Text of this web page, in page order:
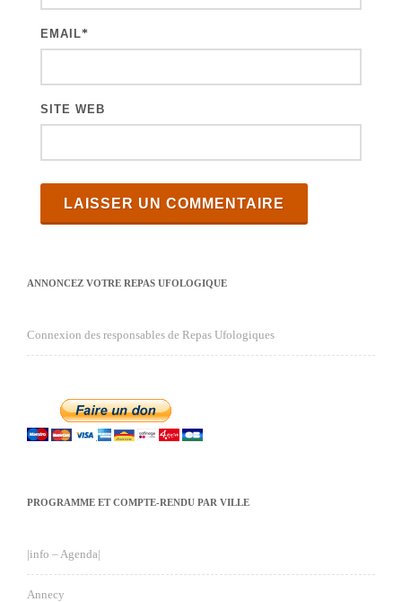
EMAIL*
SITE WEB
ANNONCEZ VOTRE REPAS UFOLOGIQUE
Connexion des responsables de Repas Ufologiques
PROGRAMME ET COMPTE-RENDU PAR VILLE
|info – Agenda|
Annecy